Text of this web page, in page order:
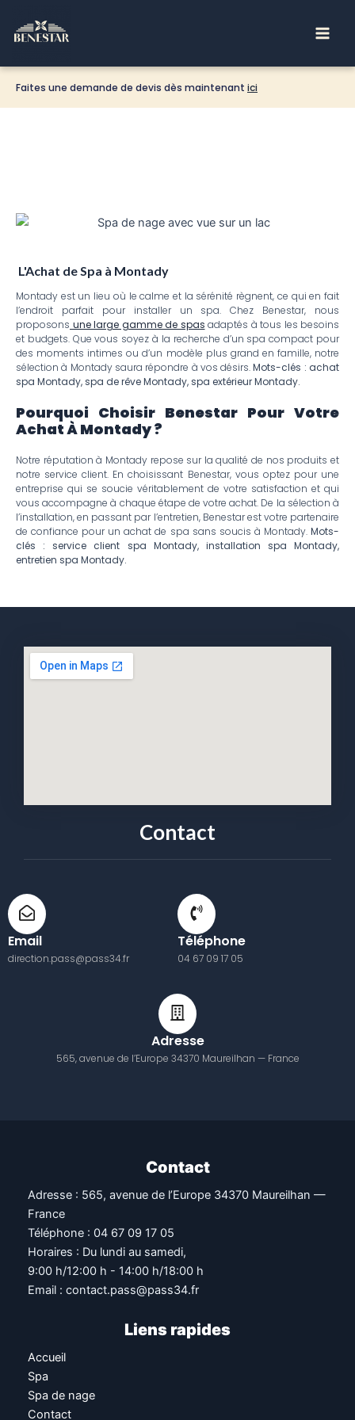
contenu
Faites une demande de devis dès maintenant ici
L'Achat de Spa à Montady
Montady est un lieu où le calme et la sérénité règnent, ce qui en fait
l’endroit parfait pour installer un spa. Chez Benestar, nous
proposons une large gamme de spas adaptés à tous les besoins
et budgets. Que vous soyez à la recherche d’un spa compact pour
des moments intimes ou d’un modèle plus grand en famille, notre
sélection à Montady saura répondre à vos désirs.Mots-clés : achat
spa Montady, spa de rêve Montady, spa extérieur Montady.
Pourquoi Choisir Benestar Pour Votre
Achat À Montady ?
Notre réputation à Montady repose sur la qualité de nos produits et
notre service client. En choisissant Benestar, vous optez pour une
entreprise qui se soucie véritablement de votre satisfaction et qui
vous accompagne à chaque étape de votre achat. De la sélection à
l’installation, en passant par l’entretien, Benestar est votre partenaire
de confiance pour un achat de spa sans soucis à Montady. Mots-
clés : service client spa Montady, installation spa Montady,
entretien spa Montady.
Contact
Email
direction.pass@pass34.fr
Téléphone
04 67 09 17 05
Adresse
565, avenue de l’Europe 34370 Maureilhan — France
Contact
Adresse : 565, avenue de l’Europe 34370 Maureilhan —
France
Téléphone : 04 67 09 17 05
Horaires : Du lundi au samedi,
9:00 h/12:00 h - 14:00 h/18:00 h
Email : contact.pass@pass34.fr
Liens rapides
Accueil
Spa
Spa de nage
Contact